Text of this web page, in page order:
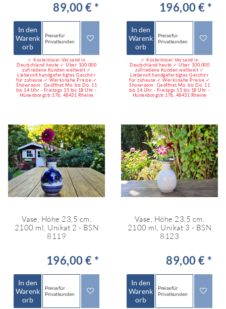
89,00 € *
In den
Warenk
orb
Preise für
Privatkunden
✓ Kostenloser Versand in
Deutschland heute ✓ Über 100.000
zufriedene Kunden weltweit ✓
Liebevoll handgefertigtes Geschirr
für zuhause ✓ Werksnahe Preise ✓
Showroom : Geöffnet Mo. bis Do. 11
bis 14 Uhr - Freitags 15 bis 18 Uhr -
Hünenborgstr.17b, 48431 Rheine
196,00 € *
In den
Warenk
orb
Preise für
Privatkunden
✓ Kostenloser Versand in
Deutschland heute ✓ Über 100.000
zufriedene Kunden weltweit ✓
Liebevoll handgefertigtes Geschirr
für zuhause ✓ Werksnahe Preise ✓
Showroom : Geöffnet Mo. bis Do. 11
bis 14 Uhr - Freitags 15 bis 18 Uhr -
Hünenborgstr.17b, 48431 Rheine
Vase, Höhe 23,5 cm,
2100 ml, Unikat 2 - BSN
8119
196,00 € *
In den
Warenk
orb
Preise für
Privatkunden
Vase, Höhe 23,5 cm,
2100 ml, Unikat 3 - BSN
8123
89,00 € *
In den
Warenk
orb
Preise für
Privatkunden